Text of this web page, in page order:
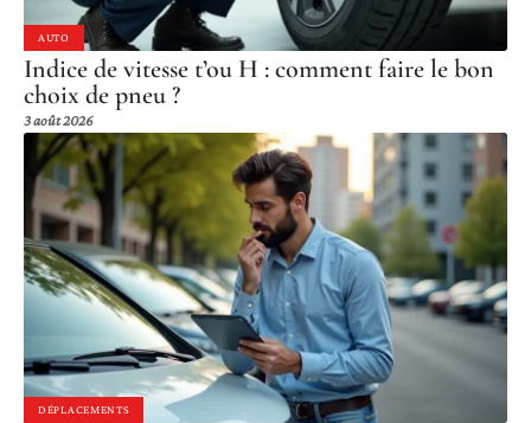
AUTO
Indice de vitesse t’ou H : comment faire le bon
choix de pneu ?
3 août 2026
DÉPLACEMENTS